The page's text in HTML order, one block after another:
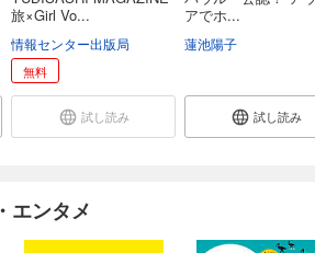
旅×Girl Vo...
情報センター出版局
無料
試し読み
アでホ...
蓮池陽子
試し読み
エンタメ